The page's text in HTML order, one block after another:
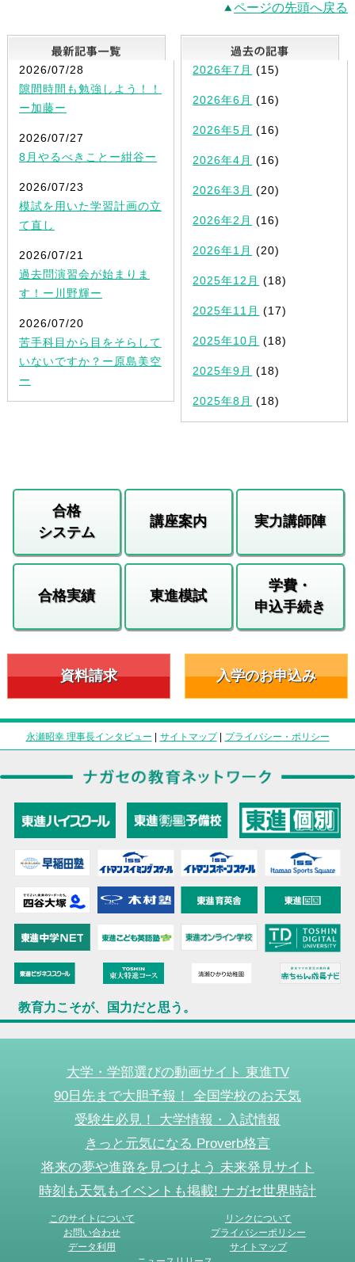
ページの先頭へ戻る
最新記事一覧
2026/07/28
隙間時間も勉強しよう！！
ー加藤ー
2026/07/27
8月やるべきことー紺谷ー
2026/07/23
模試を用いた学習計画の立
て直し
2026/07/21
過去問演習会が始まりま
す！ー川野輝ー
2026/07/20
苦手科目から目をそらして
いないですか？ー原島美空
ー
2026年7月 (15)
2026年6月 (16)
2026年5月 (16)
2026年4月 (16)
2026年3月 (20)
2026年2月 (16)
2026年1月 (20)
2025年12月 (18)
2025年11月 (17)
2025年10月 (18)
2025年9月 (18)
2025年8月 (18)
合格
システム
講座案内 実力講師陣
合格実績 東進模試
学費・
申込手続き
資料請求 入学のお申込み
永瀬昭幸 理事長インタビュー | サイトマップ| プライバシー・ポリシー
教育力こそが、国力だと思う。
大学・学部選びの動画サイト 東進TV
90日先まで大胆予報！ 全国学校のお天気
受験生必見！ 大学情報・入試情報
きっと元気になる Proverb格言
将来の夢や進路を見つけよう 未来発見サイト
時刻も天気もイベントも掲載! ナガセ世界時計
このサイトについて
リンクについて
お問い合わせ
プライバシーポリシー
データ利用
サイトマップ